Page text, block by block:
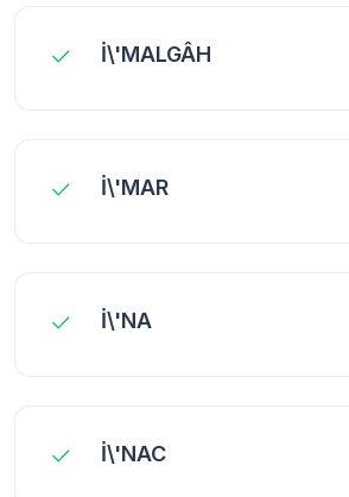
İ\'MALGÂH
İ\'MAR
İ\'NA
İ\'NAC